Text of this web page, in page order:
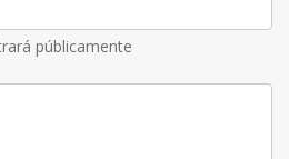
públicamente